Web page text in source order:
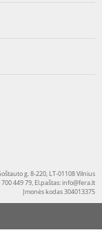
g. 8-220, LT-01108 Vilnius
449 79, El.paštas:info@fera.lt
Įmonės kodas 304013375